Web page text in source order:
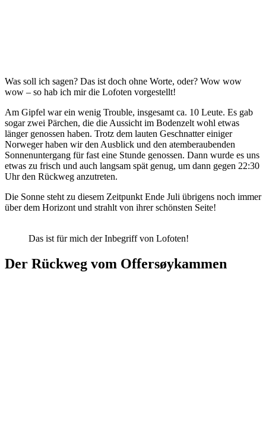
Was soll ich sagen? Das ist doch ohne Worte, oder? Wow wow
wow – so hab ich mir die Lofoten vorgestellt!
Am Gipfel war ein wenig Trouble, insgesamt ca. 10 Leute. Es gab
sogar zwei Pärchen, die die Aussicht im Bodenzelt wohl etwas
länger genossen haben. Trotz dem lauten Geschnatter einiger
Norweger haben wir den Ausblick und den atemberaubenden
Sonnenuntergang für fast eine Stunde genossen. Dann wurde es uns
etwas zu frisch und auch langsam spät genug, um dann gegen 22:30
Uhr den Rückweg anzutreten.
Die Sonne steht zu diesem Zeitpunkt Ende Juli übrigens noch immer
über dem Horizont und strahlt von ihrer schönsten Seite!
Das ist für mich der Inbegriff von Lofoten!
Der Rückweg vom Offersøykammen